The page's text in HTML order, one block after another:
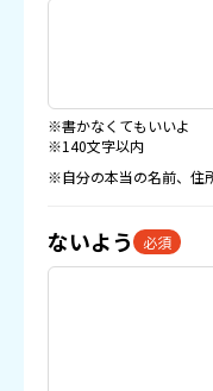
※書かなくてもいいよ
※140文字以内
※自分の本当の名前、住
ないよう 必須